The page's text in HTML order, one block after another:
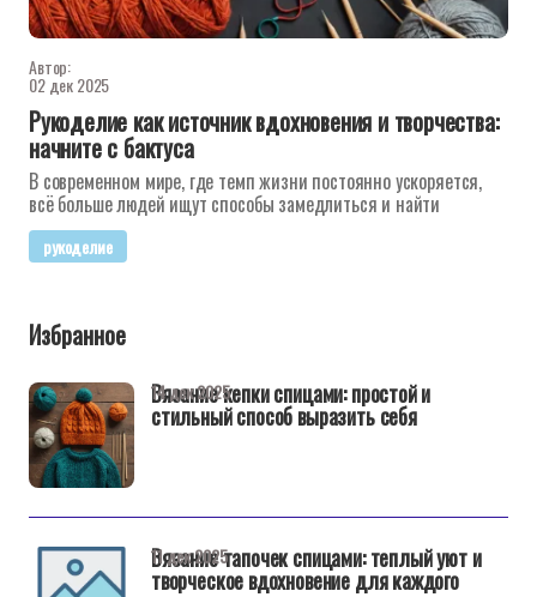
Автор:
02 дек 2025
Рукоделие как источник вдохновения и творчества:
начните с бактуса
В современном мире, где темп жизни постоянно ускоряется,
всё больше людей ищут способы замедлиться и найти
рукоделие
Избранное
Вязание кепки спицами: простой и
стильный способ выразить себя
14 дек 2025
Вязание тапочек спицами: теплый уют и
творческое вдохновение для каждого
11 дек 2025